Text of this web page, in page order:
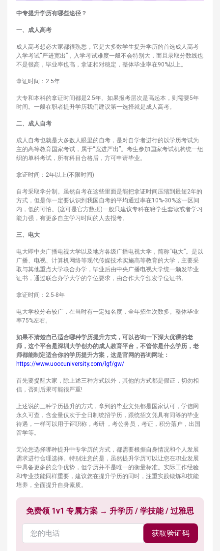
中专提升学历有哪些途径？
一、成人高考
成人高考想必大家都很熟悉，它是大多数学生提升学历的首选成人高考
入学考试“严进宽出”，入学考试难度一般不会特别大，而且录取分数线也
不是很高，毕业率也高，拿证相对稳定，整体毕业率在90%以上。
拿证时间：2.5年
大专和本科的拿证时间都是2.5年。如果报考层次是高起本，则需要5年
时间。一般在职者提升学历我们建议第一选择就是成人高考。
二、成人自考
成人自考也就是大多数人眼里的自考，是对自学者进行的以学历考试为
主的高等教育国家考试，属于“宽进严出”。考生参加国家考试机构统一组
织的单科考试，所有科目合格后，方可申请毕业。
拿证时间：2年以上(不限时间)
自考采取学分制。虽然自考在这些里面是能把拿证时间压缩到最短2年的
方式，但是你一定要认识到我国自考的平均通过率在10%-30%这一区间
内，低的可怕。(这可是官方数据)一般只建议专科在籍学生套读或者学习
能力强，有更多自主学习时间的人去报考。
三、电大
电大即中央广播电视大学以及地方各级广播电视大学，简称“电大”。是以
广播、电视、计算机网络等现代传媒技术实施高等教育的大学，主要采
取与其他重点大学联合办学，毕业后由中央广播电视大学统一颁发毕业
证书，通过联合办学大学的学位要求，由合作大学颁发学位证书。
拿证时间：2.5-8年
电大学校分布较广，在当时有一定知名度，全年招生次数多。整体毕业
率75%左右。
如果不清楚自己适合哪种学历提升方式，可以咨询一下深大优课的老
师，这个平台是深圳大学创办的成人教育平台，不管你是什么学历，老
师都能制定适合你的学历提升方案，这是官网的咨询网址：
https://www.uoocuniversity.com/lgf/gw/
首先要提醒大家，除上述三种方式以外，其他的方式都是假证，切勿相
信，否则后果可能很严重!
上述说的三种学历提升的方式，拿到的毕业文凭都是国家认可，学信网
永久可查，含金量仅次于全日制统招学历，跟统招文凭具有同等的毕业
待遇，一样可以用于评职称，考研 ，考公务员，考证，积分落户，出国
留学等。
无论您选择哪种提升中专学历的方式，都需要根据自身情况和个人发展
需求进行合理选择。特别注意的是，虽然提升学历可以让您在职业发展
中具备更多的竞争优势，但学历并不是唯一的衡量标准。实际工作经验
和专业技能同样重要，建议您在提升学历的同时，注重实践锻炼和技能
培养，全面提升自身素质。
免费领 1v1 专属方案 → 升学历 / 学技能 / 过雅思
获取验证码